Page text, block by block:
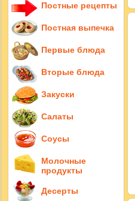
Постные рецепты
Постная выпечка
Первые блюда
Вторые блюда
Закуски
Салаты
Соусы
Молочные
продукты
Десерты